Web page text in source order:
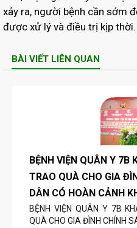
xảy ra, người bệnh cần sớm
được xử lý và điều trị kịp thời.
BÀI VIẾT LIÊN QUAN
BỆNH VIỆN QUÂN Y 7B
TRAO QUÀ CHO GIA
DÂN CÓ HOÀN CẢNH
BỆNH VIỆN QUÂN Y 7B
QUÀ CHO GIA ĐÌNH CHÍNH